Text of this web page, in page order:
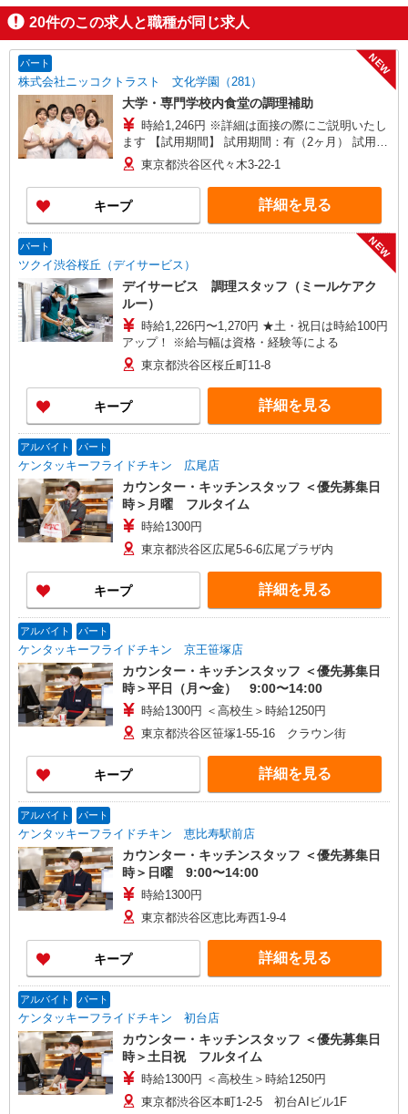
※22時以降時給25％UP
掲載期間終了
20件のこの求人と職種が同じ求人
パート
株式会社ニッコクトラスト 文化学園（281）
NEW
大学・専門学校内食堂の調理補助
時給1,246円 ※詳細は面接の際にご説明いたし
ます 【試用期間】 試用期間：有（2ヶ月） 試用期
間中の労働条件：変更なし
東京都渋谷区代々木3-22-1
キープ 詳細を見る
パート
ツクイ渋谷桜丘（デイサービス）
NEW
デイサービス 調理スタッフ（ミールケアク
ルー）
時給1,226円〜1,270円 ★土・祝日は時給100円
アップ！ ※給与幅は資格・経験等による
東京都渋谷区桜丘町11-8
キープ 詳細を見る
アルバイト パート
ケンタッキーフライドチキン 広尾店
カウンター・キッチンスタッフ ＜優先募集日
時＞月曜 フルタイム
時給1300円
東京都渋谷区広尾5-6-6広尾プラザ内
キープ 詳細を見る
アルバイト パート
ケンタッキーフライドチキン 京王笹塚店
カウンター・キッチンスタッフ ＜優先募集日
時＞平日（月〜金） 9:00〜14:00
時給1300円 ＜高校生＞時給1250円
東京都渋谷区笹塚1-55-16 クラウン街
キープ 詳細を見る
アルバイト パート
ケンタッキーフライドチキン 恵比寿駅前店
カウンター・キッチンスタッフ ＜優先募集日
時＞日曜 9:00〜14:00
時給1300円
東京都渋谷区恵比寿西1-9-4
キープ 詳細を見る
アルバイト パート
ケンタッキーフライドチキン 初台店
カウンター・キッチンスタッフ ＜優先募集日
時＞土日祝 フルタイム
時給1300円 ＜高校生＞時給1250円
東京都渋谷区本町1-2-5 初台AIビル1F